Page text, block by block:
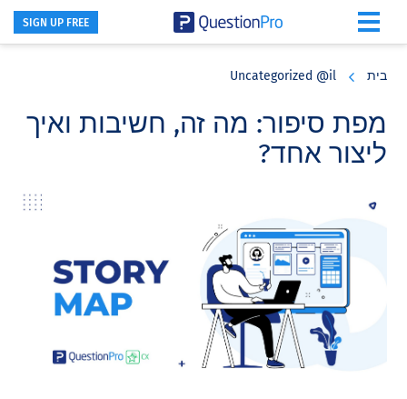
SIGN UP FREE
בית Uncategorized @il
מפת סיפור: מה זה, חשיבות ואיך
ליצור אחד?